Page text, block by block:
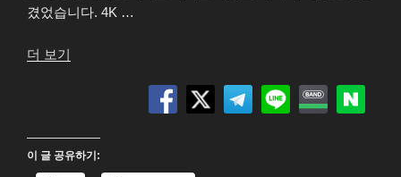
겼었습니다. 4K …
더 보기
UHD”
이 글 공유하기: